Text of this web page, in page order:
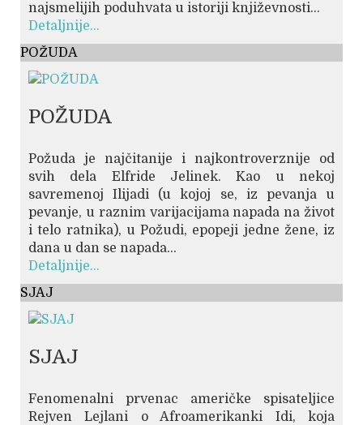
najsmelijih poduhvata u istoriji književnosti...
Detaljnije...
POŽUDA
POŽUDA
Požuda je najčitanije i najkontroverznije od
svih dela Elfride Jelinek. Kao u nekoj
savremenoj Ilijadi (u kojoj se, iz pevanja u
pevanje, u raznim varijacijama napada na život
i telo ratnika), u Požudi, epopeji jedne žene, iz
dana u dan se napada...
Detaljnije...
SJAJ
SJAJ
Fenomenalni prvenac američke spisateljice
Rejven Lejlani o Afroamerikanki Idi, koja